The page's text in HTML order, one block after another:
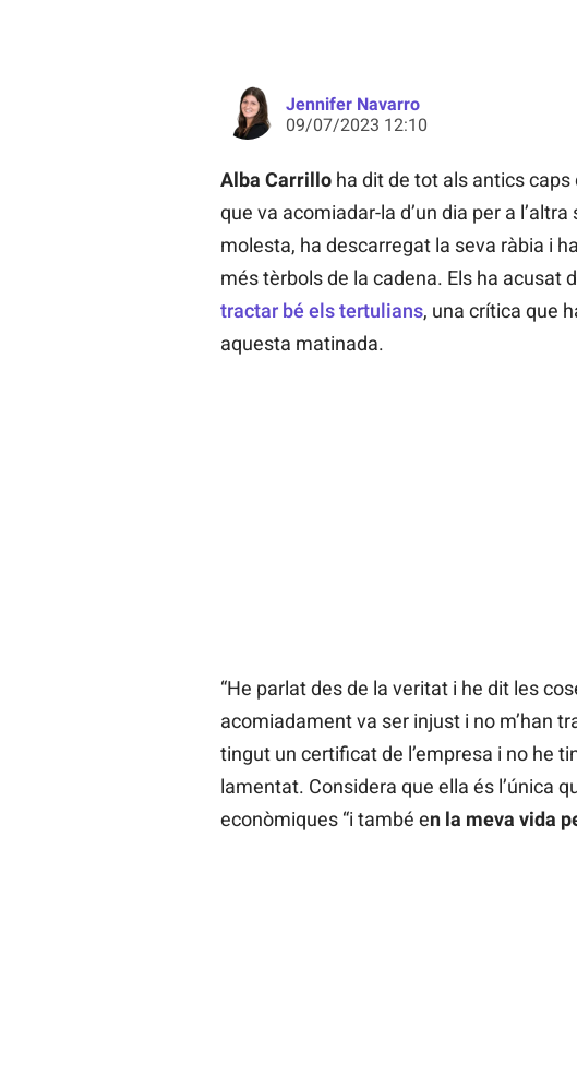
Jennifer Navarro
09/07/2023 12:10
Alba Carrilloha dit de tot als antics caps
que va acomiadar-la d’un dia per a
molesta, ha descarregat la seva ràbia i
més tèrbols de la cadena. Els ha acusat
tractar bé els tertulians, una crítica que
aquesta matinada.
“He parlat des de la veritat i he dit les
acomiadament va ser injust i no m’han
tingut un certificat de l’empresa i no he
lamentat. Considera que ella és l’única
econòmiques “i també en la meva vida